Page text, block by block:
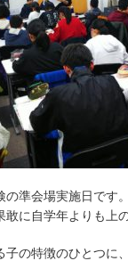
準会場実施日です。
に自学年よりも上
の特徴のひとつに